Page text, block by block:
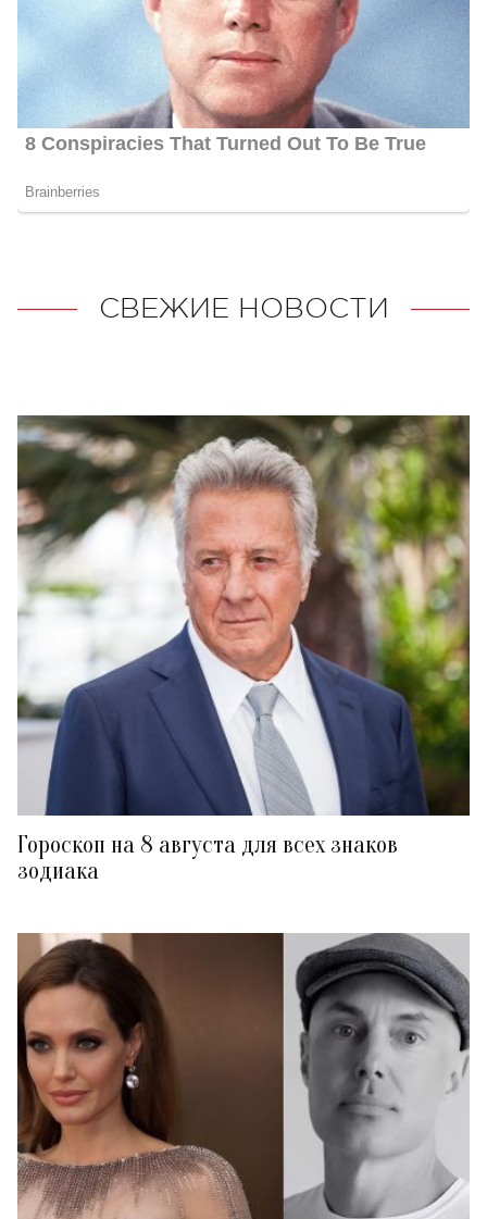
СВЕЖИЕ НОВОСТИ
Гороскоп на 8 августа для всех знаков
зодиака